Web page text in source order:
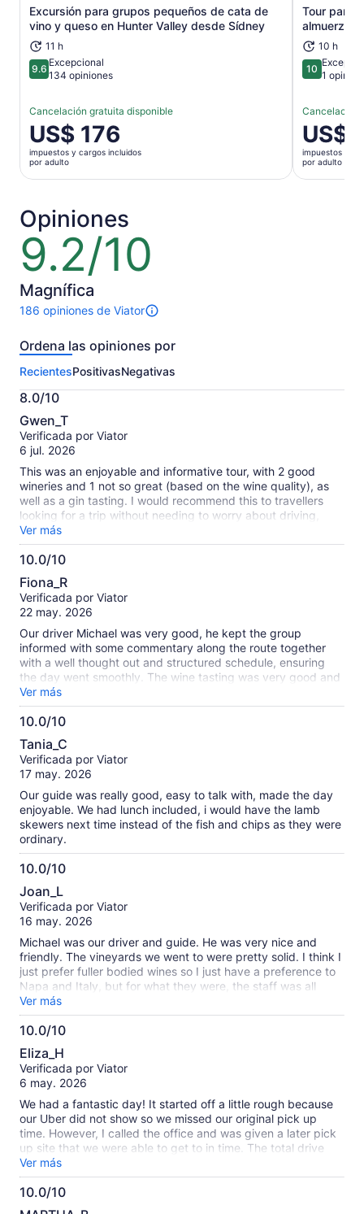
Excursión para grupos pequeños de cata de
vino y queso en Hunter Valley desde Sídney
11 h
9.69.6 de 10
Excepcional
134 opiniones
Cancelación gratuita disponible
El
precio
es
de
por
adulto
US$ 176
impuestos y cargos incluidos
por adulto
Se abrirá en una nueva pestaña
Tour
almuerzo
10 h
1010 de 10
1 opinión
Cancelación
El
precio
es
de
US$
impuestos y
por adulto
Opiniones
9.2/10
9.2
de
10
Magnífica
186 opiniones de Viator
186
sobre
actividad.
Más
información
sobre
las
opiniones
Ordena las opiniones por
RecientesPositivasNegativas
8.0/10
8.0
de
10
Gwen_T
Verificada por Viator
6 jul. 2026
This was an enjoyable and informative tour, with 2 good
wineries and 1 not so great (based on the wine quality), as
well as a gin tasting. I would recommend this to travellers
looking for a trip without needing to worry about driving,
making choices or getting lost. The tour guide and driver
was excellent and I really appreciated her good nature, jokes
and information throughout the tour. Price wise, this was a bit
prices of lunches should be on the menu ahead of the trip).
However, I still would recommend this!
Ver más
10.0/10
10.0
de
10
Fiona_R
Verificada por Viator
22 may. 2026
Our driver Michael was very good, he kept the group
informed with some commentary along the route together
with a well thought out and structured schedule, ensuring
the day went smoothly. The wine tasting was very good and
we had a lovely group who interacted very well, my favourite
was Sobels winery, the boutique winery is small but very
interesting, our wine tasting was brilliant, Anthony provided a
ability to interact with his audience. The only negative
comment I have is the bus had very little leg room but it was
manageable
Ver más
10.0/10
10.0
de
10
Tania_C
Verificada por Viator
17 may. 2026
Our guide was really good, easy to talk with, made the day
enjoyable. We had lunch included, i would have the lamb
skewers next time instead of the fish and chips as they were
ordinary.
10.0/10
10.0
de
10
Joan_L
Verificada por Viator
16 may. 2026
Michael was our driver and guide. He was very nice and
friendly. The vineyards we went to were pretty solid. I think I
just prefer fuller bodied wines so I just have a preference to
Napa and Italy, but for what they were, the staff was all
fantastic and wines were good. The lunch was just okay. My
only complaint is the legroom on the bus was very
uncomfortable for the amount of time that we spent driving.
Ver más
10.0/10
10.0
de
10
Eliza_H
Verificada por Viator
6 may. 2026
We had a fantastic day! It started off a little rough because
our Uber did not show so we missed our original pick up
time. However, I called the office and was given a later pick
up site that we were able to get to in time. The total drive
was about 2 hours but Chris stopped after an hour and 15
minutes for a bathroom and breakfast break at a rest stop.
We then continued on to the first vineyard, which was
Ver más
10.0/10
10.0